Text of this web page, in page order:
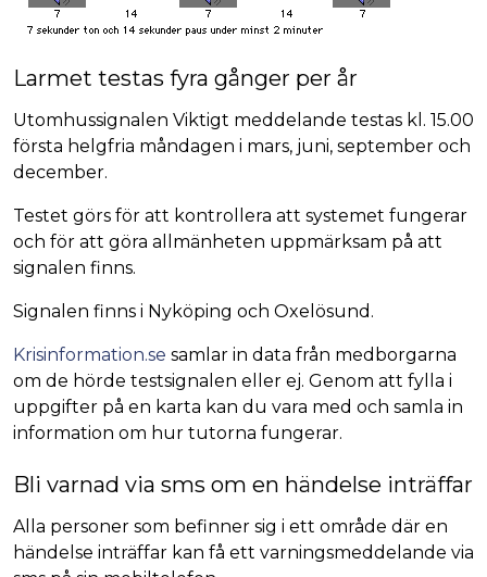
Larmet testas fyra gånger per år
Utomhussignalen Viktigt meddelande testas kl. 15.00
första helgfria måndagen i mars, juni, september och
december.
Testet görs för att kontrollera att systemet fungerar
och för att göra allmänheten uppmärksam på att
signalen finns.
Signalen finns i Nyköping och Oxelösund.
Krisinformation.se samlar in data från medborgarna
om de hörde testsignalen eller ej. Genom att fylla i
uppgifter på en karta kan du vara med och samla in
information om hur tutorna fungerar.
Bli varnad via sms om en händelse inträffar
Alla personer som befinner sig i ett område där en
händelse inträffar kan få ett varningsmeddelande via